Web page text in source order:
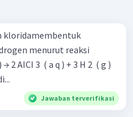
kloridamembentuk
menurut reaksi
Jawaban terverifikasi